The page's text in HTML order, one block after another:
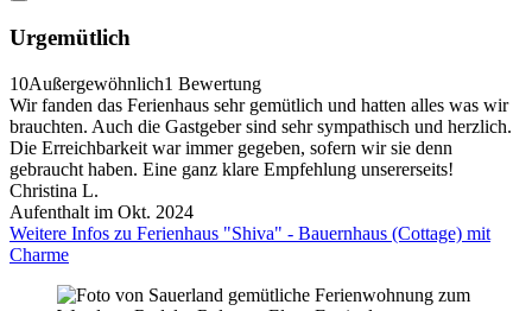
Urgemütlich
10Außergewöhnlich1 Bewertung
Wir fanden das Ferienhaus sehr gemütlich und hatten alles was wir
brauchten. Auch die Gastgeber sind sehr sympathisch und herzlich.
Die Erreichbarkeit war immer gegeben, sofern wir sie denn
gebraucht haben. Eine ganz klare Empfehlung unsererseits!
Christina L.
Aufenthalt im Okt. 2024
Weitere Infos zu Ferienhaus "Shiva" - Bauernhaus (Cottage) mit
Charme